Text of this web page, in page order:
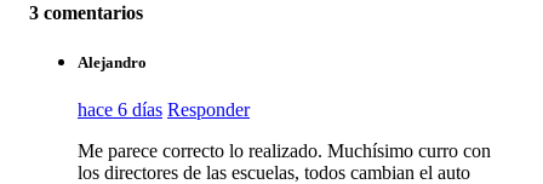
3 comentarios
Alejandro
hace 6 días Responder
Me parece correcto lo realizado. Muchísimo curro con
los directores de las escuelas, todos cambian el auto